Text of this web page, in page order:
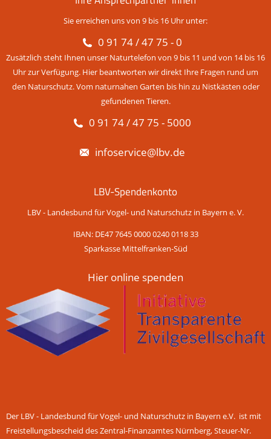
Sie erreichen uns von 9 bis 16 Uhr unter:
0 91 74 / 47 75 - 0
Zusätzlich steht Ihnen unser Naturtelefon von 9 bis 11 und von 14 bis 16
Uhr zur Verfügung. Hier beantworten wir direkt Ihre Fragen rund um
den Naturschutz. Vom naturnahen Garten bis hin zu Nistkästen oder
gefundenen Tieren.
0 91 74 / 47 75 - 5000
infoservice@lbv.de
LBV-Spendenkonto
LBV - Landesbund für Vogel- und Naturschutz in Bayern e. V.
IBAN: DE47 7645 0000 0240 0118 33
Sparkasse Mittelfranken-Süd
Hier online spenden
Der LBV - Landesbund für Vogel- und Naturschutz in Bayern e.V. ist mit
Freistellungsbescheid des Zentral-Finanzamtes Nürnberg, Steuer-Nr.